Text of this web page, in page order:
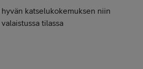
katselukokemuksen niin
tilassa